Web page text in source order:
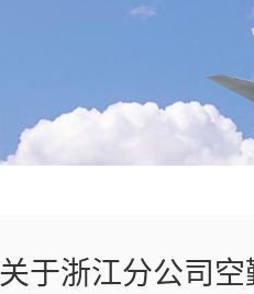
关于浙江分公司